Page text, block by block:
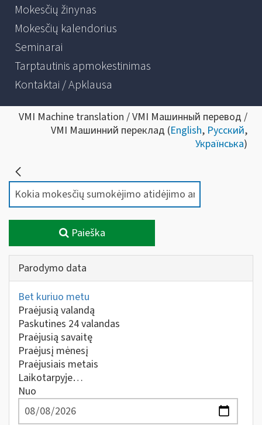
Mokesčių žinynas
Mokesčių kalendorius
Seminarai
Tarptautinis apmokestinimas
Kontaktai / Apklausa
VMI Machine translation / VMI Машинный перевод /
VMI Машинний переклад (English, Русский,
Українська)
Paieška
Parodymo data
Bet kuriuo metu
Praėjusią valandą
Paskutines 24 valandas
Praėjusią savaitę
Praėjusį mėnesį
Praėjusiais metais
Laikotarpyje…
Nuo